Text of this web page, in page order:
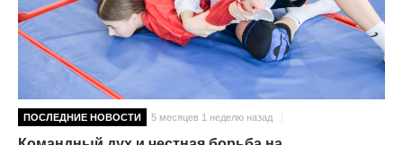
ПОСЛЕДНИЕ НОВОСТИ 5 месяцев 1 неделю назад